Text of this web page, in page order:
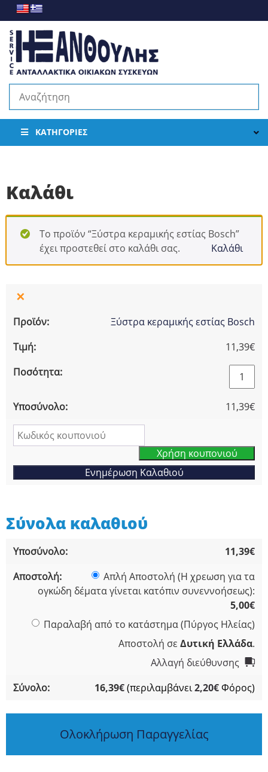
ΚΑΤΗΓΟΡΊΕΣ
Καλάθι
Το προϊόν “Ξύστρα κεραμικής εστίας Bosch”
έχει προστεθεί στο καλάθι σας.
Καλάθι
×
Ξύστρα κεραμικής εστίας Bosch
11,39€
Ξύστρα
εστίας
Bosch
11,39€
Χρήση κουπονιού
Ενημέρωση Καλαθιού
Σύνολα καλαθιού
11,39€
Απλή Αποστολή (Η χρεωση για τα
ογκώδη δέματα γίνεται κατόπιν συνεννοήσεως):
5,00€
Παραλαβή από το κατάστημα (Πύργος Ηλείας)
Αποστολή σε Δυτική Ελλάδα.
Αλλαγή διεύθυνσης
16,39€(περιλαμβάνει2,20€Φόρος)
Ολοκλήρωση Παραγγελίας